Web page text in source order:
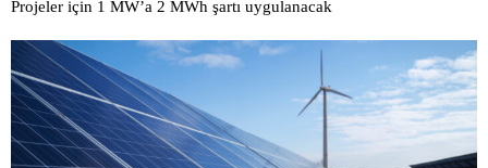
Projeler için 1 MW’a 2 MWh şartı uygulanacak